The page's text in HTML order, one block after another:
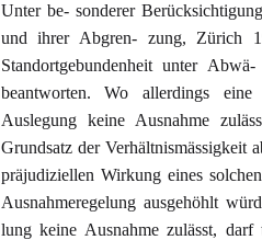
Unter be- sonderer
und ihrer Abgren- zung, Zürich
Standortgebundenheit unter
beantworten. Wo allerdings eine
Auslegung keine Ausnahme
Grundsatz der Verhältnismässigkeit
präjudiziellen Wirkung eines
Ausnahmeregelung ausgehöhlt
lung keine Ausnahme zulässt, darf